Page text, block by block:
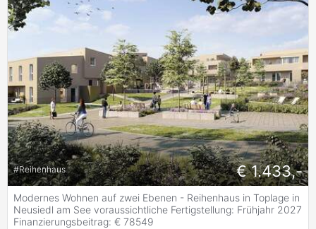
#Reihenhaus € 1.433,-
Modernes Wohnen auf zwei Ebenen - Reihenhaus in Toplage in
Neusiedl am See voraussichtliche Fertigstellung: Frühjahr 2027
Finanzierungsbeitrag: € 78549